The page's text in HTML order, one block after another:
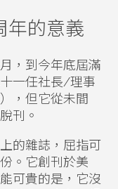
年的意義
，到今年底屆滿
一任社長/理事
，但它從未間
刊。
的雜誌，屈指可
。它創刊於美
可貴的是，它沒